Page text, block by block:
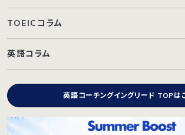
TOEICコラム
英語コラム
英語コーチングイングリード TOPは